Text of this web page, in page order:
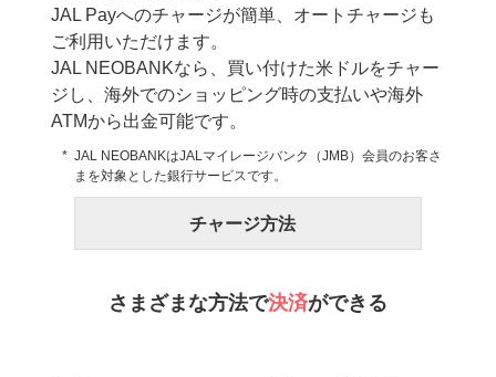
JAL Payへのチャージが簡単、オートチャージも
ご利用いただけます。
JAL NEOBANKなら、買い付けた米ドルをチャー
ジし、海外でのショッピング時の支払いや海外
ATMから出金可能です。
JAL NEOBANKはJALマイレージバンク（JMB）会員のお客さ
まを対象とした銀行サービスです。
チャージ方法
さまざまな方法で決済ができる